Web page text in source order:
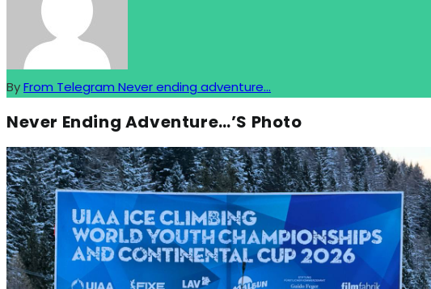
ByFrom Telegram Never ending adventure...
Never Ending Adventure…’s Photo